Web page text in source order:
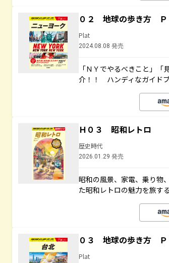
０２ 地球の歩き方
Plat
2024.08.08 発売
「ＮＹでやるべきこと」
介！！ ハンディなガイドブ
Ｈ０３ 昭和レトロ
歴史時代
2026.01.29 発売
昭和の風景、家電、乗り物
た昭和レトロの魅力を旅す
０３ 地球の歩き方
Plat